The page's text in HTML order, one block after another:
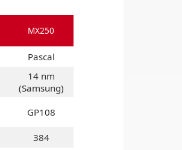
MX250
Pascal
14 nm
(Samsung)
GP108
384